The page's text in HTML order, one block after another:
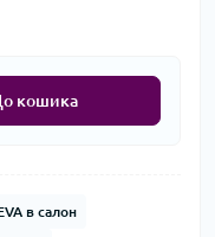
кошика
в салон